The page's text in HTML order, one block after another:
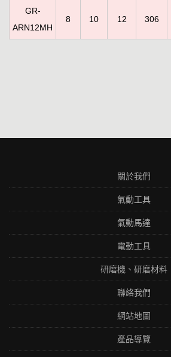
GR-
ARN12MH
8 10 12 306
關於我們
氣動工具
氣動馬達
電動工具
研磨機、研磨材料
聯絡我們
網站地圖
產品導覽